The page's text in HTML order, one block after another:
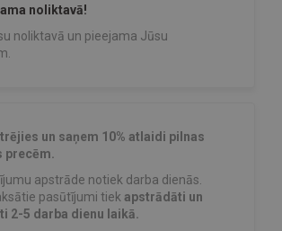
noliktavā!
noliktavā un pieejama Jūsu
un saņem 10% atlaidi pilnas
precēm.
apstrāde notiek darba dienās.
pasūtījumi tiek apstrādāti un
2-5 darba dienu laikā.